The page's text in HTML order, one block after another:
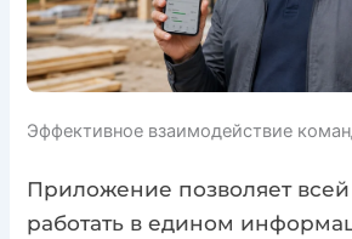
Эффективное взаимодействие
Приложение позволяет
работать в едином